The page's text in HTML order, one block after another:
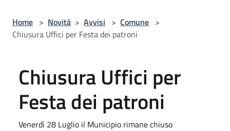
Home > Novità > Avvisi > Comune >
Chiusura Uffici per Festa dei patroni
Chiusura Uffici per
Festa dei patroni
Venerdì 28 Luglio il Municipio rimane chiuso